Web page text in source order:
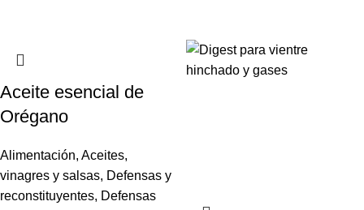
Aceite esencial de
Orégano
Alimentación, Aceites,
vinagres y salsas, Defensas y
reconstituyentes, Defensas